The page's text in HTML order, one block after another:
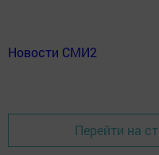
Новости СМИ2
Перейти на